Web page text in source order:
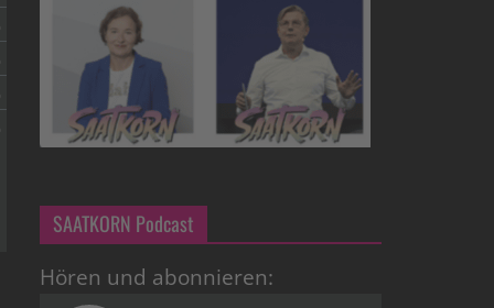
SAATKORN Podcast
Hören und abonnieren: